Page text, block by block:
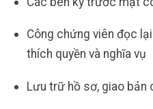
Công chứng viên đọc
thích quyền và nghĩa vụ
Lưu trữ hồ sơ, giao bản